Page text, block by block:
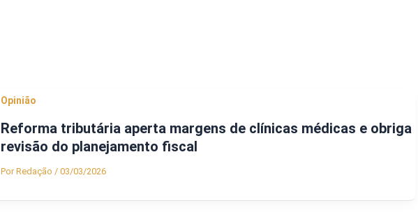
Opinião
Reforma tributária aperta margens de clínicas médicas e obriga
revisão do planejamento fiscal
PorRedação / 03/03/2026